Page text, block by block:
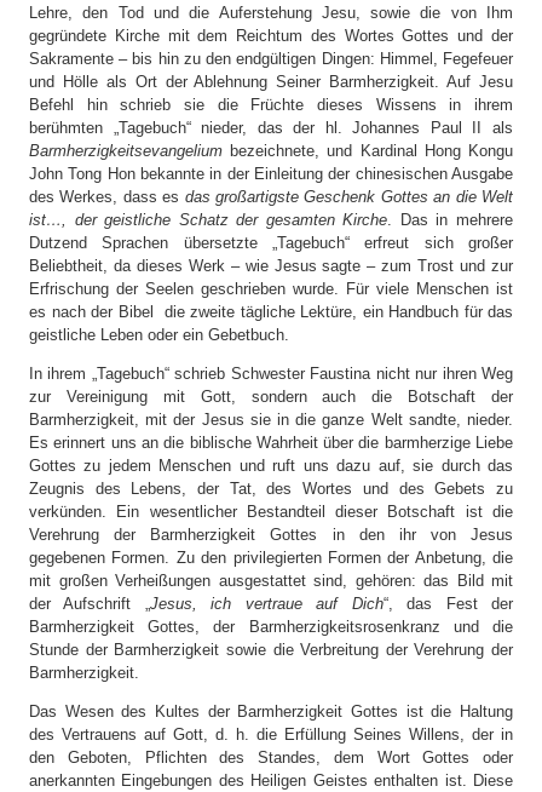
Lehre, den Tod und die Auferstehung Jesu, sowie die von Ihm
gegründete Kirche mit dem Reichtum des Wortes Gottes und der
Sakramente – bis hin zu den endgültigen Dingen: Himmel, Fegefeuer
und Hölle als Ort der Ablehnung Seiner Barmherzigkeit. Auf Jesu
Befehl hin schrieb sie die Früchte dieses Wissens in ihrem
berühmten „Tagebuch“ nieder, das der hl. Johannes Paul II als
Barmherzigkeitsevangeliumbezeichnete, und Kardinal Hong Kongu
John Tong Hon bekannte in der Einleitung der chinesischen Ausgabe
des Werkes, dass es das großartigste Geschenk Gottes an die Welt
ist…, der geistliche Schatz der gesamten Kirche . Das in mehrere
Dutzend Sprachen übersetzte „Tagebuch“ erfreut sich großer
Beliebtheit, da dieses Werk – wie Jesus sagte – zum Trost und zur
Erfrischung der Seelen geschrieben wurde. Für viele Menschen ist
es nach der Bibel die zweite tägliche Lektüre, ein Handbuch für das
geistliche Leben oder ein Gebetbuch.
In ihrem „Tagebuch“ schrieb Schwester Faustina nicht nur ihren Weg
zur Vereinigung mit Gott, sondern auch die Botschaft der
Barmherzigkeit, mit der Jesus sie in die ganze Welt sandte, nieder.
Es erinnert uns an die biblische Wahrheit über die barmherzige Liebe
Gottes zu jedem Menschen und ruft uns dazu auf, sie durch das
Zeugnis des Lebens, der Tat, des Wortes und des Gebets zu
verkünden. Ein wesentlicher Bestandteil dieser Botschaft ist die
Verehrung der Barmherzigkeit Gottes in den ihr von Jesus
gegebenen Formen. Zu den privilegierten Formen der Anbetung, die
mit großen Verheißungen ausgestattet sind, gehören: das Bild mit
der Aufschrift „ Jesus, ich vertraue auf Dich“, das Fest der
Barmherzigkeit Gottes, der Barmherzigkeitsrosenkranz und die
Stunde der Barmherzigkeit sowie die Verbreitung der Verehrung der
Barmherzigkeit.
Das Wesen des Kultes der Barmherzigkeit Gottes ist die Haltung
des Vertrauens auf Gott, d. h. die Erfüllung Seines Willens, der in
den Geboten, Pflichten des Standes, dem Wort Gottes oder
anerkannten Eingebungen des Heiligen Geistes enthalten ist. Diese